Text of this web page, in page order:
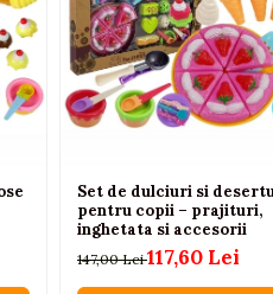
Set de dulciuri si
pentru copii – prajituri,
inghetata si accesorii
147,00 Lei117,60 Lei